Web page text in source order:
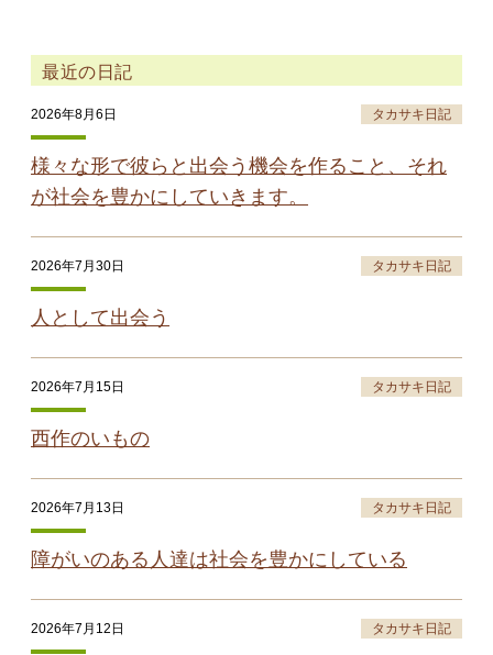
最近の日記
2026年8月6日 タカサキ日記
様々な形で彼らと出会う機会を作ること、それ
が社会を豊かにしていきます。
2026年7月30日 タカサキ日記
人として出会う
2026年7月15日 タカサキ日記
西作のいもの
2026年7月13日 タカサキ日記
障がいのある人達は社会を豊かにしている
2026年7月12日 タカサキ日記